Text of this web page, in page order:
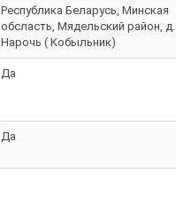
Республика Беларусь, Минская
обсласть, Мядельский район, д.
Нарочь ( Кобыльник)
Да
Да